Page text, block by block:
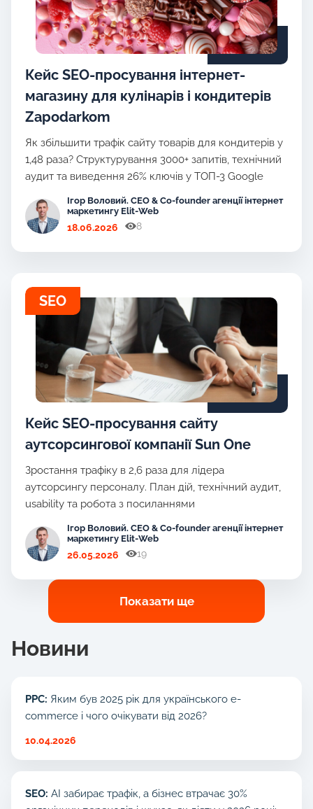
Кейс SEO-просування інтернет-
магазину для кулінарів і кондитерів
Zapodarkom
Як збільшити трафік сайту товарів для кондитерів у
1,48 раза? Структурування 3000+ запитів, технічний
аудит та виведення 26% ключів у ТОП-3 Google
Ігор Воловий. CEO & Co-founder агенції інтернет
маркетингу Elit-Web
18.06.2026 8
SEO
Кейс SEO-просування сайту
аутсорсингової компанії Sun One
Зростання трафіку в 2,6 раза для лідера
аутсорсингу персоналу. План дій, технічний аудит,
usability та робота з посиланнями
Ігор Воловий. CEO & Co-founder агенції інтернет
маркетингу Elit-Web
26.05.2026 19
Новини
PPC: Яким був 2025 рік для українського e-
commerce і чого очікувати від 2026?
10.04.2026
SEO: AI забирає трафік, а бізнес втрачає 30%
Показати ще